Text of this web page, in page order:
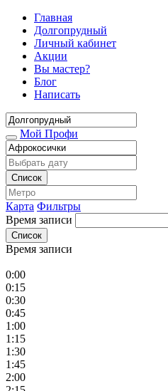
Главная
Долгопрудный
Личный кабинет
Акции
Вы мастер?
Блог
Написать
Мой Профи
Список
Карта Фильтры
Время записи
Список
Время записи
0:00
0:15
0:30
0:45
1:00
1:15
1:30
1:45
2:00